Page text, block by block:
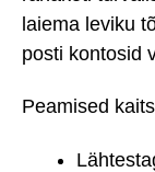
laiema leviku
posti kontosid
Peamised